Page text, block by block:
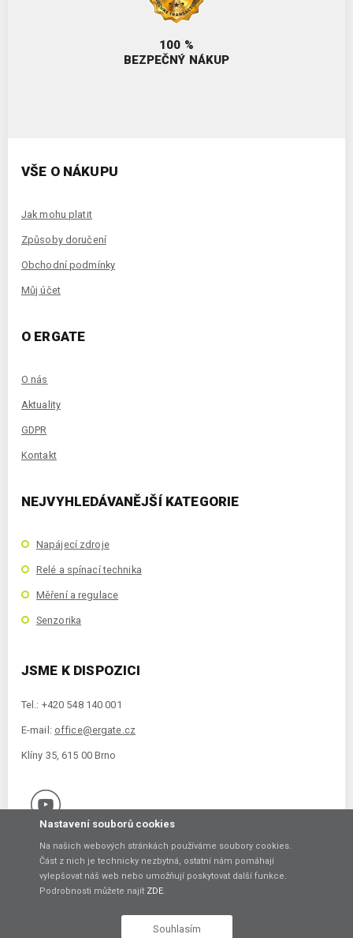
100 %
BEZPEČNÝ NÁKUP
VŠE O NÁKUPU
Jak mohu platit
Způsoby doručení
Obchodní podmínky
Můj účet
O ERGATE
O nás
Aktuality
GDPR
Kontakt
NEJVYHLEDÁVANĚJŠÍ KATEGORIE
Napájecí zdroje
Relé a spínací technika
Měření a regulace
Senzorika
JSME K DISPOZICI
Tel.: +420 548 140 001
E-mail: office@ergate.cz
Klíny 35, 615 00 Brno
Copyright © 2021 ERGATE Automation s.r.o., Klíny 35, 61500 Brno
Nastavení souborů cookies
Na našich webových stránkách používáme soubory cookies.
Část z nich je technicky nezbytná, ostatní nám pomáhají
vylepšovat náš web nebo umožňují poskytovat další funkce.
Podrobnosti můžete najít ZDE.
Souhlasím